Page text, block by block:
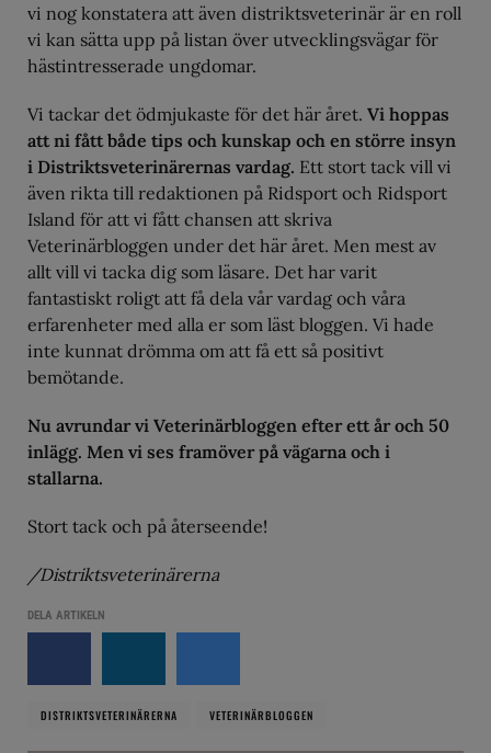
vi nog konstatera att även distriktsveterinär är en roll
vi kan sätta upp på listan över utvecklingsvägar för
hästintresserade ungdomar.
Vi tackar det ödmjukaste för det här året. Vi hoppas
att ni fått både tips och kunskap och en större insyn
i Distriktsveterinärernas vardag. Ett stort tack vill vi
även rikta till redaktionen på Ridsport och Ridsport
Island för att vi fått chansen att skriva
Veterinärbloggen under det här året. Men mest av
allt vill vi tacka dig som läsare. Det har varit
fantastiskt roligt att få dela vår vardag och våra
erfarenheter med alla er som läst bloggen. Vi hade
inte kunnat drömma om att få ett så positivt
bemötande.
Nu avrundar vi Veterinärbloggen efter ett år och 50
inlägg. Men vi ses framöver på vägarna och i
stallarna.
Stort tack och på återseende!
/Distriktsveterinärerna
DELA ARTIKELN
DISTRIKTSVETERINÄRERNA VETERINÄRBLOGGEN